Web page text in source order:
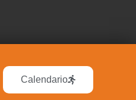
Calendario